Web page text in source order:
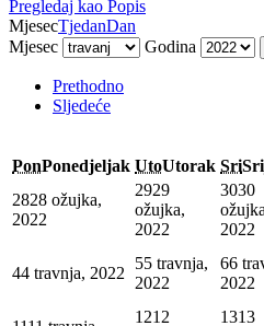
Pregledaj kao Popis
MjesecTjedanDan
Mjesec
Godina
Prethodno
Sljedeće
PonPonedjeljak UtoUtorak Sri
2828 ožujka,
2022
2929
ožujka,
2022
3030
2022
44 travnja, 2022
55 travnja,
2022
66
2022
1212 1313